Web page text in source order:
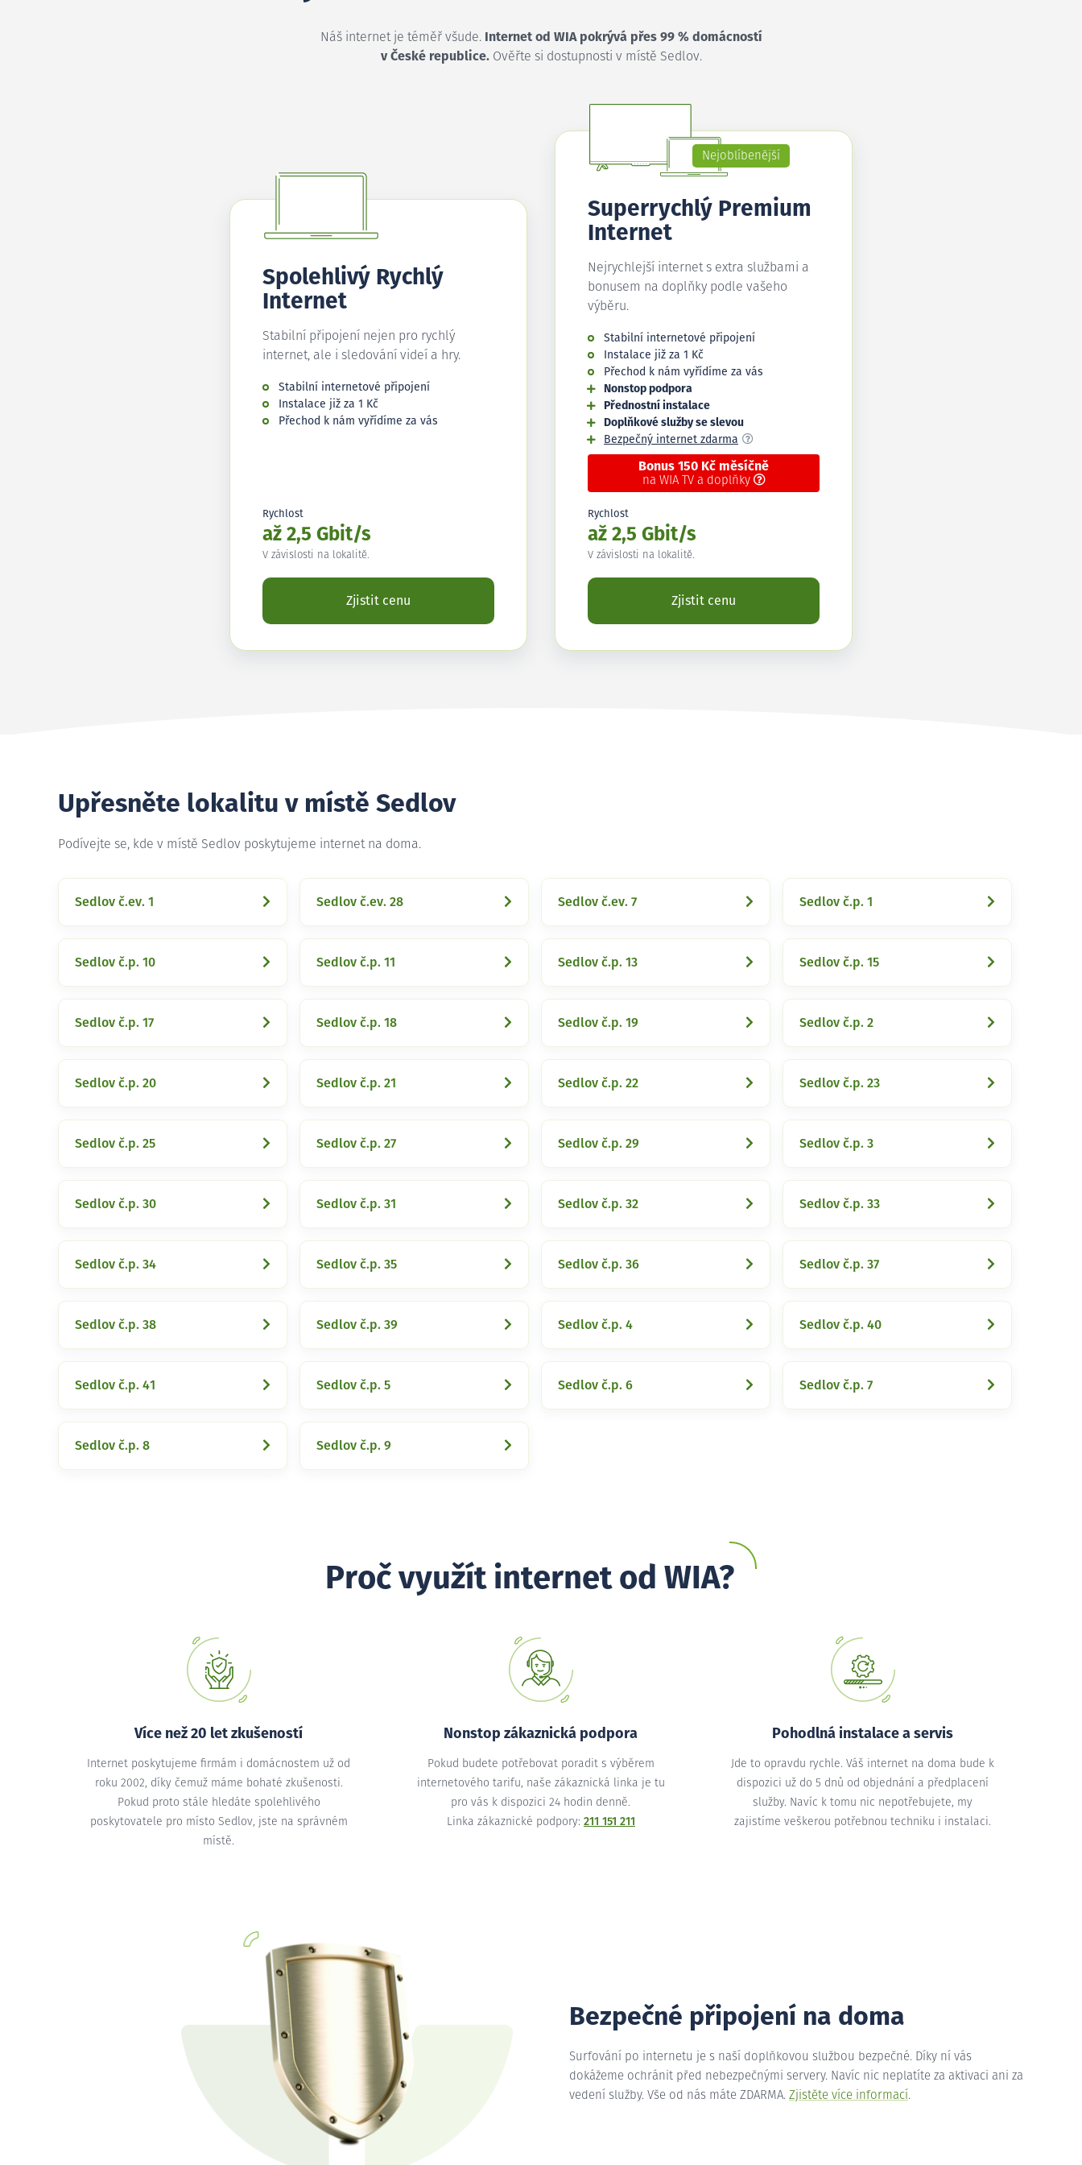
Náš internet je téměř všude.
Internet od WIA pokrývá přes 99 % domácností
v České republice.Ověřte si dostupnosti v místě Sedlov.
Spolehlivý Rychlý
Internet
Stabilní připojení nejen pro rychlý
internet, ale i sledování videí a hry.
Stabilní internetové připojení
Instalace již za 1 Kč
Přechod k nám vyřídíme za vás
Rychlost
až 2,5 Gbit/s
V závislosti na lokalitě.
Zjistit cenu
Nejoblíbenější
Superrychlý Premium
Internet
Nejrychlejší internet s extra službami a
bonusem na doplňky podle vašeho
výběru.
Stabilní internetové připojení
Instalace již za 1 Kč
Přechod k nám vyřídíme za vás
Nonstop podpora
Přednostní instalace
Doplňkové služby se slevou
Bezpečný internet zdarma
Bonus 150 Kč měsíčně
na WIA TV a doplňky
Rychlost
až 2,5 Gbit/s
V závislosti na lokalitě.
Zjistit cenu
Upřesněte lokalitu v místě Sedlov
Podívejte se, kde v místě Sedlov poskytujeme internet na doma.
Sedlov č.ev. 1 Sedlov č.ev. 28 Sedlov č.ev. 7 Sedlov č.p. 1
Sedlov č.p. 10 Sedlov č.p. 11 Sedlov č.p. 13 Sedlov č.p. 15
Sedlov č.p. 17 Sedlov č.p. 18 Sedlov č.p. 19 Sedlov č.p. 2
Sedlov č.p. 20 Sedlov č.p. 21 Sedlov č.p. 22 Sedlov č.p. 23
Sedlov č.p. 25 Sedlov č.p. 27 Sedlov č.p. 29 Sedlov č.p. 3
Sedlov č.p. 30 Sedlov č.p. 31 Sedlov č.p. 32 Sedlov č.p. 33
Sedlov č.p. 34 Sedlov č.p. 35 Sedlov č.p. 36 Sedlov č.p. 37
Sedlov č.p. 38 Sedlov č.p. 39 Sedlov č.p. 4 Sedlov č.p. 40
Sedlov č.p. 41 Sedlov č.p. 5 Sedlov č.p. 6 Sedlov č.p. 7
Sedlov č.p. 8 Sedlov č.p. 9
Proč využít internet od WIA?
Více než 20 let zkušeností
Internet poskytujeme firmám i domácnostem už od
roku 2002, díky čemuž máme bohaté zkušenosti.
Pokud proto stále hledáte spolehlivého
poskytovatele pro místo Sedlov, jste na správném
místě.
Nonstop zákaznická podpora
Pokud budete potřebovat poradit s výběrem
internetového tarifu, naše zákaznická linka je tu
pro vás k dispozici 24 hodin denně.
Linka zákaznické podpory: 211 151 211
Pohodlná instalace a servis
Jde to opravdu rychle. Váš internet na doma bude k
dispozici už do 5 dnů od objednání a předplacení
služby. Navíc k tomu nic nepotřebujete, my
zajistíme veškerou potřebnou techniku i instalaci.
Bezpečné připojení na doma
Surfování po internetu je s naší doplňkovou službou bezpečné. Díky ní vás
dokážeme ochránit před nebezpečnými servery. Navíc nic neplatíte za aktivaci ani za
vedení služby. Vše od nás máte ZDARMA. Zjistěte více informací.